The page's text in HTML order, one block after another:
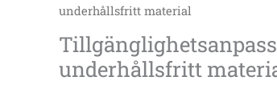
underhållsfritt material
underhållsfritt
bänkbord
underhållsfritt
material